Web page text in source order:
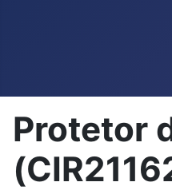
Protetor